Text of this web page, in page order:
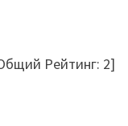
Рейтинг: 2]